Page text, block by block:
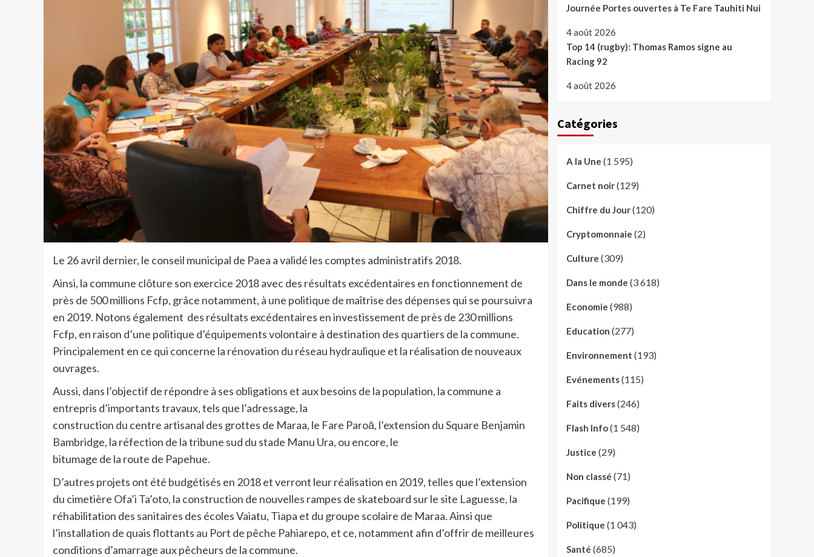
Le 26 avril dernier, le conseil municipal de Paea a validé les comptes administratifs 2018.
Ainsi, la commune clôture son exercice 2018 avec des résultats excédentaires en fonctionnement de
près de 500 millions Fcfp, grâce notamment, à une politique de maîtrise des dépenses qui se poursuivra
en 2019. Notons également des résultats excédentaires en investissement de près de 230 millions
Fcfp, en raison d’une politique d’équipements volontaire à destination des quartiers de la commune.
Principalement en ce qui concerne la rénovation du réseau hydraulique et la réalisation de nouveaux
ouvrages.
Aussi, dans l’objectif de répondre à ses obligations et aux besoins de la population, la commune a
entrepris d’importants travaux, tels que l’adressage, la
construction du centre artisanal des grottes de Maraa, le Fare Paroā, l’extension du Square Benjamin
Bambridge, la réfection de la tribune sud du stade Manu Ura, ou encore, le
bitumage de la route de Papehue.
D’autres projets ont été budgétisés en 2018 et verront leur réalisation en 2019, telles que l’extension
du cimetière Ofa’i Ta’oto, la construction de nouvelles rampes de skateboard sur le site Laguesse, la
réhabilitation des sanitaires des écoles Vaiatu, Tiapa et du groupe scolaire de Maraa. Ainsi que
l’installation de quais flottants au Port de pêche Pahiarepo, et ce, notamment afin d’offrir de meilleures
conditions d’amarrage aux pêcheurs de la commune.
Journée Portes ouvertes à Te Fare Tauhiti Nui
4 août 2026
Top 14 (rugby): Thomas Ramos signe au
Racing 92
4 août 2026
Catégories
A la Une (1 595)
Carnet noir(129)
Chiffre du Jour(120)
Cryptomonnaie (2)
Culture (309)
Dans le monde (3 618)
Economie (988)
Education (277)
Environnement (193)
Evénements(115)
Faits divers(246)
Flash Info(1 548)
Justice (29)
Non classé (71)
Pacifique (199)
Politique (1 043)
Santé (685)